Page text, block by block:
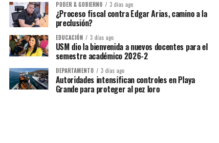
PODER & GOBIERNO 3 días ago
¿Proceso fiscal contra Edgar Arias, camino a la
preclusión?
EDUCACIÓN 3 días ago
USM dio la bienvenida a nuevos docentes para el
semestre académico 2026-2
DEPARTAMENTO 3 días ago
Autoridades intensifican controles en Playa
Grande para proteger al pez loro